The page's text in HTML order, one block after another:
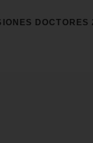
DOCTORES